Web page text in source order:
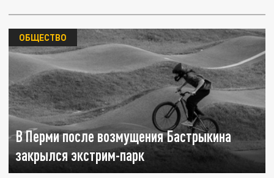
В Перми после возмущения Бастрыкина
закрылся экстрим-парк
ОБЩЕСТВО